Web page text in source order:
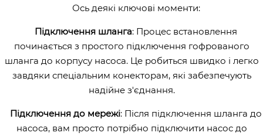
Ось деякі ключові моменти:
Підключення шланга: Процес встановлення
починається з простого підключення гофрованого
шланга до корпусу насоса. Це робиться швидко і легко
завдяки спеціальним конекторам, які забезпечують
надійне з'єднання.
Підключення до мережі: Після підключення шланга до
насоса, вам просто потрібно підключити насос до